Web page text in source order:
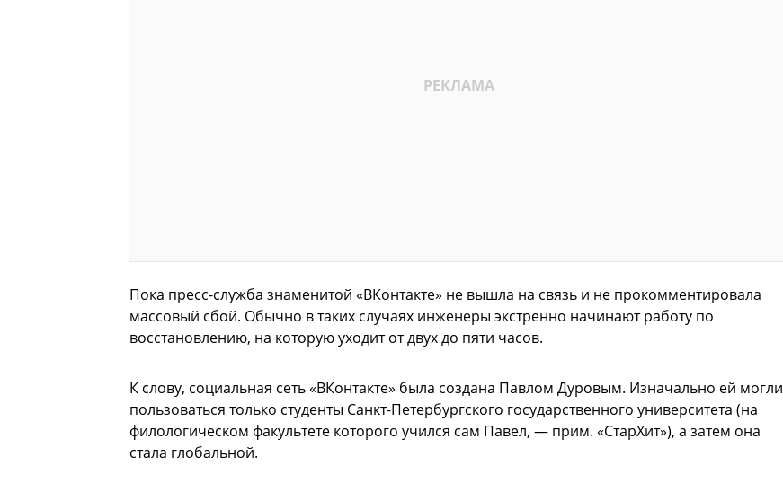
Пока пресс-служба знаменитой «ВКонтакте» не вышла на связь и не прокомментировала
массовый сбой. Обычно в таких случаях инженеры экстренно начинают работу по
восстановлению, на которую уходит от двух до пяти часов.
К слову, социальная сеть «ВКонтакте» была создана Павлом Дуровым. Изначально ей могли
пользоваться только студенты Санкт-Петербургского государственного университета (на
филологическом факультете которого учился сам Павел, — прим. «СтарХит»), а затем она
стала глобальной.